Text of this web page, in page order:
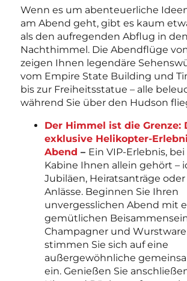
Wenn es um abenteuerliche
am Abend geht, gibt es kaum
als den aufregenden Abflug in den
Nachthimmel. Die Abendflüge
zeigen Ihnen legendäre
vom Empire State Building und
bis zur Freiheitsstatue – alle
während Sie über den Hudson
Der Himmel ist die Grenze:
exklusive Helikopter-
Abend – Ein VIP-Erlebnis,
Kabine Ihnen allein gehört –
Jubiläen, Heiratsanträge
Anlässe. Beginnen Sie Ihren
unvergesslichen Abend mit
gemütlichen
Champagner und
stimmen Sie sich auf eine
außergewöhnliche
ein. Genießen Sie